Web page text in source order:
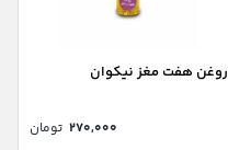
روغن هفت مغز نیکوان
۲۷۰,۰۰۰ تومان